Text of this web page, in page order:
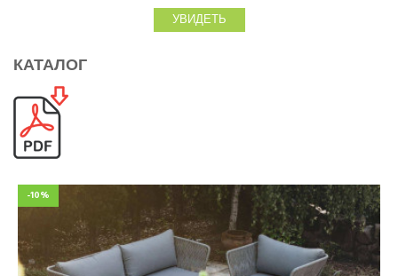
-10%
УВИДЕТЬ
КАТАЛОГ